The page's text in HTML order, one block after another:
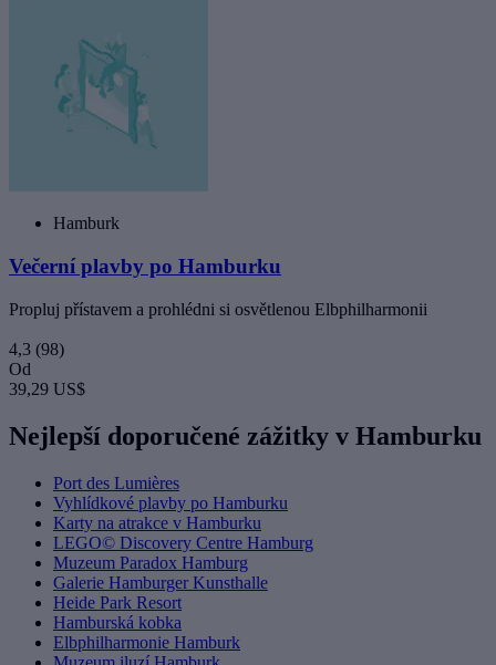
Hamburk
Večerní plavby po Hamburku
Propluj přístavem a prohlédni si osvětlenou Elbphilharmonii
4,3 (98)
Od
39,29 US$
Nejlepší doporučené zážitky v Hamburku
Port des Lumières
Vyhlídkové plavby po Hamburku
Karty na atrakce v Hamburku
LEGO© Discovery Centre Hamburg
Muzeum Paradox Hamburg
Galerie Hamburger Kunsthalle
Heide Park Resort
Hamburská kobka
Elbphilharmonie Hamburk